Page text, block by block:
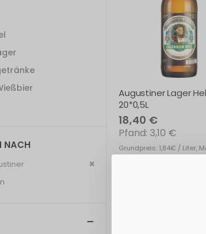
Augustiner Lager
20*0,5L
18,40 €
Grundpreis: 1,84€ / Liter,
3,10 €
NACH
Dies